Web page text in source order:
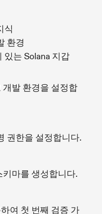
식
환경
있는 Solana 지갑
발 환경을 설정합
권한을 설정합니다.
마를 생성합니다.
여 첫 번째 검증 가